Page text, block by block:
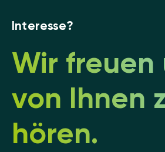
Interesse?
Wir freuen
von Ihnen
hören.